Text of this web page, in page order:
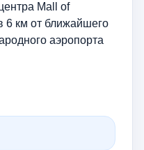
Mall of
6 км от ближайшего
аэропорта